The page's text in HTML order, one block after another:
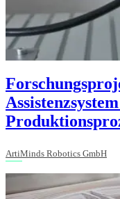
ArtiMinds Robotics GmbH